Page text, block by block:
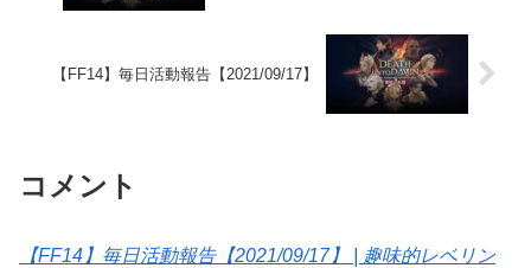
【FF14】毎日活動報告【2021/09/17】
コメント
【FF14】毎日活動報告【2021/09/17】 | 趣味的レベリン